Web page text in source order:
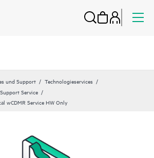
und Support
Technologieservices
Service
wCDMR Service HW Only